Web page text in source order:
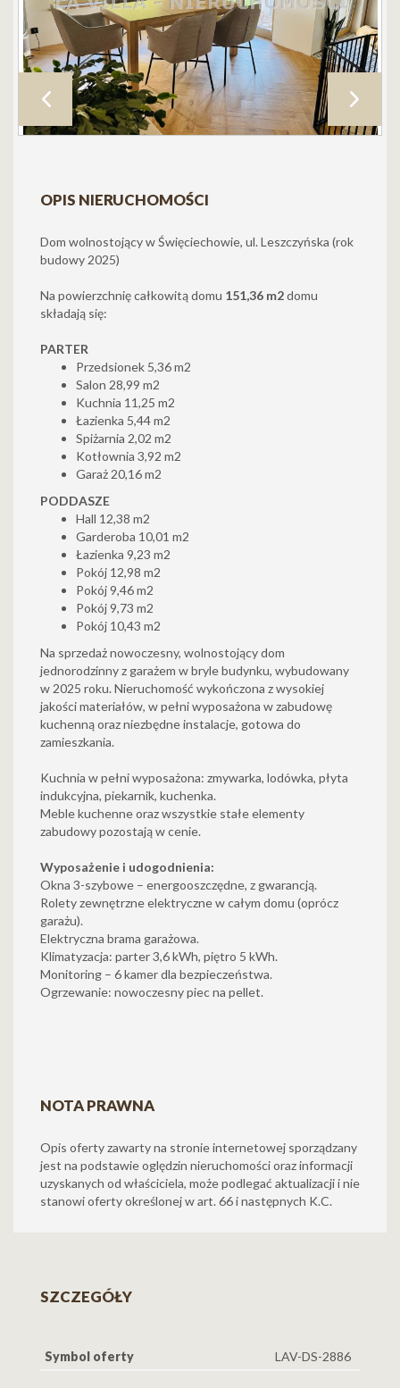
OPIS NIERUCHOMOŚCI
Dom wolnostojący w Święciechowie, ul. Leszczyńska (rok
budowy 2025)
Na powierzchnię całkowitą domu 151,36 m2domu
składają się:
PARTER
Przedsionek 5,36 m2
Salon 28,99 m2
Kuchnia 11,25 m2
Łazienka 5,44 m2
Spiżarnia 2,02 m2
Kotłownia 3,92 m2
Garaż 20,16 m2
PODDASZE
Hall 12,38 m2
Garderoba 10,01 m2
Łazienka 9,23 m2
Pokój 12,98 m2
Pokój 9,46 m2
Pokój 9,73 m2
Pokój 10,43 m2
Na sprzedaż nowoczesny, wolnostojący dom
jednorodzinny z garażem w bryle budynku, wybudowany
w 2025 roku. Nieruchomość wykończona z wysokiej
jakości materiałów, w pełni wyposażona w zabudowę
kuchenną oraz niezbędne instalacje, gotowa do
zamieszkania.
Kuchnia w pełni wyposażona: zmywarka, lodówka, płyta
indukcyjna, piekarnik, kuchenka.
Meble kuchenne oraz wszystkie stałe elementy
zabudowy pozostają w cenie.
Wyposażenie i udogodnienia:
Okna 3-szybowe – energooszczędne, z gwarancją.
Rolety zewnętrzne elektryczne w całym domu (oprócz
garażu).
Elektryczna brama garażowa.
Klimatyzacja: parter 3,6 kWh, piętro 5 kWh.
Monitoring – 6 kamer dla bezpieczeństwa.
Ogrzewanie: nowoczesny piec na pellet.
NOTA PRAWNA
Opis oferty zawarty na stronie internetowej sporządzany
jest na podstawie oględzin nieruchomości oraz informacji
uzyskanych od właściciela, może podlegać aktualizacji i nie
stanowi oferty określonej w art. 66 i następnych K.C.
SZCZEGÓŁY
Symbol oferty LAV-DS-2886